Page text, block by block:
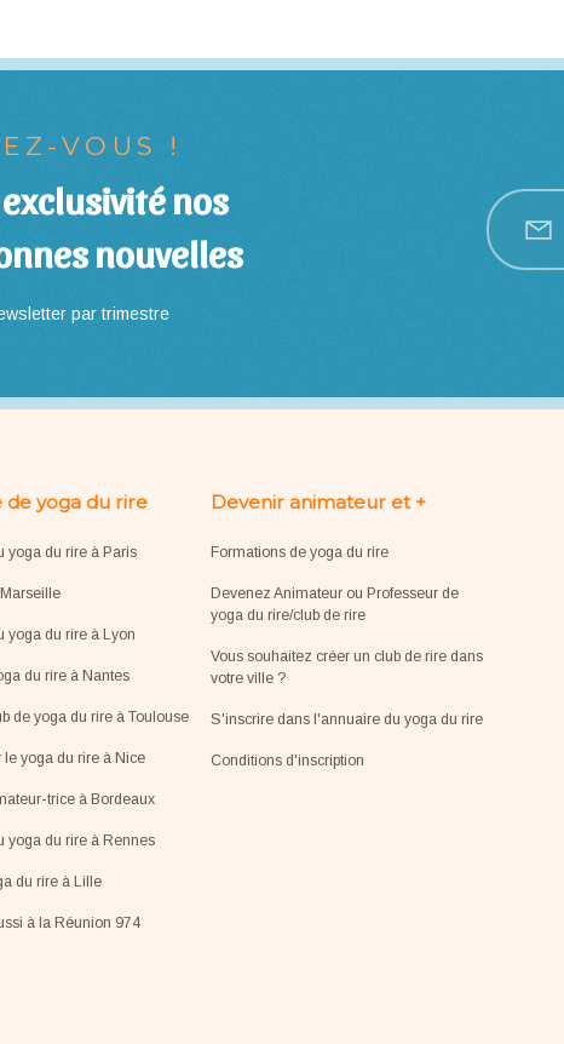
VOUS !
exclusivité nos
nouvelles
par trimestre
de yoga du rire
yoga du rire à Paris
yoga du rire à Lyon
du rire à Nantes
de yoga du rire à Toulouse
yoga du rire à Nice
trice à Bordeaux
yoga du rire à Rennes
du rire à Lille
à la Réunion 974
Devenir animateur et +
Formations de yoga du rire
Devenez Animateur ou Professeur de
yoga du rire/club de rire
Vous souhaitez créer un club de rire dans
votre ville ?
S'inscrire dans l'annuaire du yoga du rire
Conditions d'inscription